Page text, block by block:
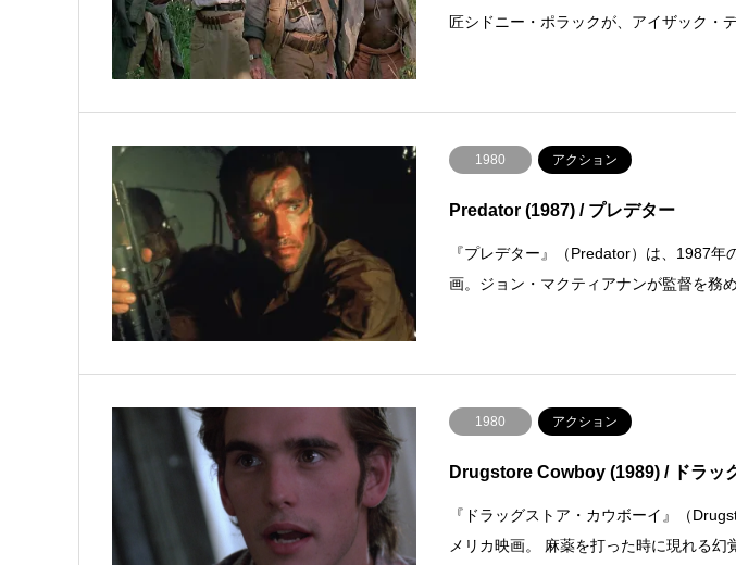
匠シドニー・ポラックが、アイザック・
1980 アクション
Predator (1987) / プレデター
『プレデター』（Predator）は、1987
画。ジョン・マクティアナンが監督を務
1980 アクション
Drugstore Cowboy (1989) / ドラッ
『ドラッグストア・カウボーイ』（
メリカ映画。 麻薬を打った時に現れる幻